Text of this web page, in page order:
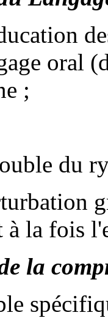
oral
;
du
à la fois
la